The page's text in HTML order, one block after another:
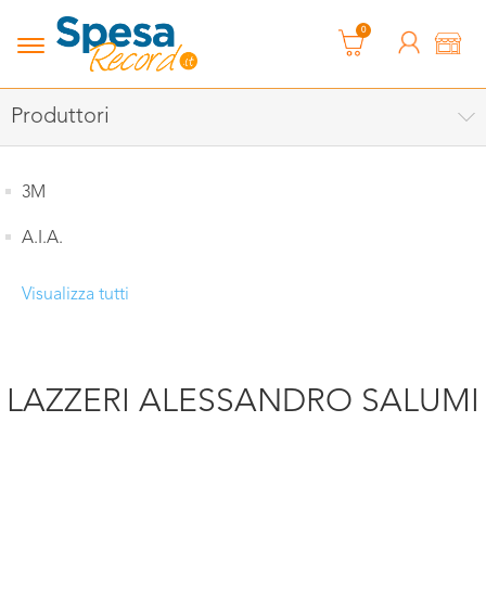
0
Produttori
3M
A.I.A.
Visualizza tutti
LAZZERI ALESSANDRO SALUMI